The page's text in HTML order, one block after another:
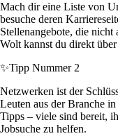
Mach dir eine Liste von
besuche deren
Stellenangebote, die
Wolt kannst du direkt
✨Tipp Nummer 2
Netzwerken ist der
Leuten aus der Branche
Tipps – viele sind bereit,
Jobsuche zu helfen.